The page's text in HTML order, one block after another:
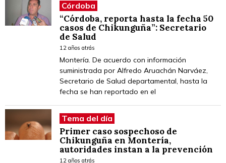
Córdoba
“Córdoba, reporta hasta la fecha 50
casos de Chikunguña”: Secretario
de Salud
12 años atrás
Montería. De acuerdo con información
suministrada por Alfredo Aruachán Narváez,
Secretario de Salud departamental, hasta la
fecha se han reportado en el
Tema del día
Primer caso sospechoso de
Chikunguña en Montería,
autoridades instan a la prevención
12 años atrás